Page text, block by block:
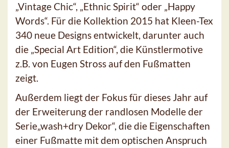
„Vintage Chic“, „Ethnic Spirit“ oder „Happy
Words“. Für die Kollektion 2015 hat Kleen-Tex
340 neue Designs entwickelt, darunter auch
die „Special Art Edition“, die Künstlermotive
z.B. von Eugen Stross auf den Fußmatten
zeigt.
Außerdem liegt der Fokus für dieses Jahr auf
der Erweiterung der randlosen Modelle der
Serie„wash+dry Dekor“, die die Eigenschaften
einer Fußmatte mit dem optischen Anspruch